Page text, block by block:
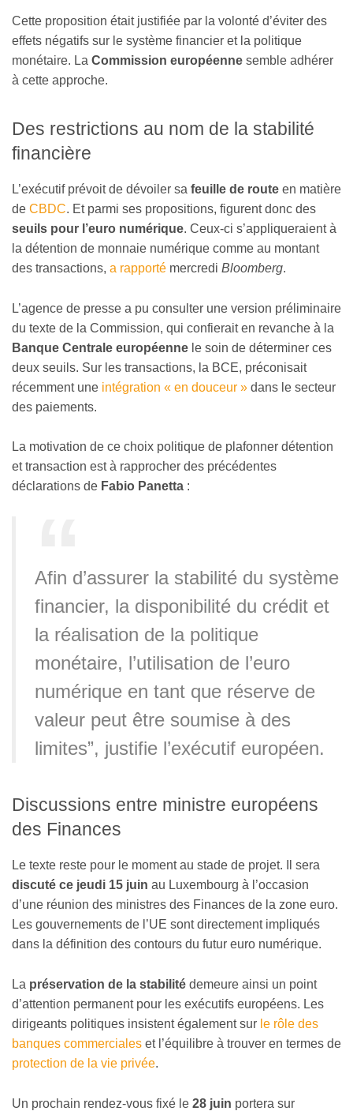
Cette proposition était justifiée par la volonté d’éviter des
effets négatifs sur le système financier et la politique
monétaire. La Commission européenne semble adhérer
à cette approche.
Des restrictions au nom de la stabilité
financière
L’exécutif prévoit de dévoiler sa feuille de route en matière
de CBDC. Et parmi ses propositions, figurent donc des
seuils pour l’euro numérique. Ceux-ci s’appliqueraient à
la détention de monnaie numérique comme au montant
des transactions, a rapporté mercredi Bloomberg.
L’agence de presse a pu consulter une version préliminaire
du texte de la Commission, qui confierait en revanche à la
Banque Centrale européenne le soin de déterminer ces
deux seuils. Sur les transactions, la BCE, préconisait
récemment une intégration « en douceur » dans le secteur
des paiements.
La motivation de ce choix politique de plafonner détention
et transaction est à rapprocher des précédentes
déclarations de Fabio Panetta :
Afin d’assurer la stabilité du système
financier, la disponibilité du crédit et
la réalisation de la politique
monétaire, l’utilisation de l’euro
numérique en tant que réserve de
valeur peut être soumise à des
limites”, justifie l’exécutif européen.
Discussions entre ministre européens
des Finances
Le texte reste pour le moment au stade de projet. Il sera
discuté ce jeudi 15 juin au Luxembourg à l’occasion
d’une réunion des ministres des Finances de la zone euro.
Les gouvernements de l’UE sont directement impliqués
dans la définition des contours du futur euro numérique.
La préservation de la stabilité demeure ainsi un point
d’attention permanent pour les exécutifs européens. Les
dirigeants politiques insistent également sur le rôle des
banques commerciales et l’équilibre à trouver en termes de
protection de la vie privée.
Un prochain rendez-vous fixé le 28 juin portera sur